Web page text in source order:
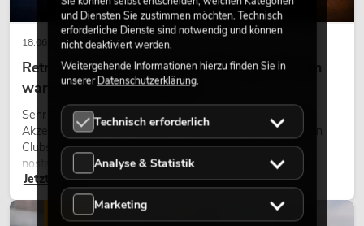
18.06.2026
Retro-Licht im modernen Lichtdesign: Warum
warmes Licht wieder wirkt
Sehr warmes Licht, sichtbare Leuchtflächen und farbige
Akzente prägen viele aktuelle Lichtdesigns auf Bühnen, in
Clubs und bei Events. Retro-Licht ist dabei kein rein
nostalgischer Effekt, sondern ein bewusst eingesetztes
Gestaltungsmittel: Es schafft Atmosphäre, gibt Szenen
Charakter und kann technische LED-Setups emotionaler
wirken lassen.
Jetzt lesen
LICHT
und Diensten Sie zustimmen möchten. Technisch
erforderliche Dienste sind notwendig und können
nicht deaktiviert werden.
Weitergehende Informationen hierzu finden Sie in
unsererDatenschutzerklärung.
Technisch erforderlich
Analyse & Statistik
Marketing